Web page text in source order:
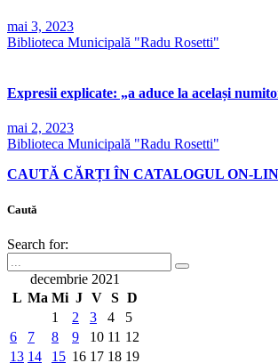
mai 3, 2023
Biblioteca Municipală "Radu Rosetti"
Expresii explicate: „a aduce la același
mai 2, 2023
Biblioteca Municipală "Radu Rosetti"
CAUTĂ CĂRȚI ÎN CATALOGUL ON-
Caută
Search for:
decembrie 2021
L Ma Mi J V S D
1
2 3 4
5
6
7 8 9 10 11 12
13 14 15 16 17 18 19